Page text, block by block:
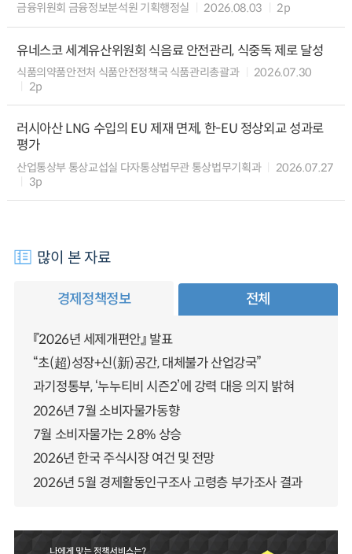
금융위원회 금융정보분석원 기획행정실 2026.08.03 2p
유네스코 세계유산위원회 식음료 안전관리, 식중독 제로 달성
식품의약품안전처 식품안전정책국 식품관리총괄과
2026.07.30
2p
러시아산 LNG 수입의 EU 제재 면제, 한-EU 정상외교 성과로
평가
산업통상부 통상교섭실 다자통상법무관 통상법무기획과
2026.07.27
3p
많이 본 자료
경제정책정보 전체
『2026년 세제개편안』 발표
“초(超)성장+신(新)공간, 대체불가 산업강국”
과기정통부, ‘누누티비 시즌2’에 강력 대응 의지 밝혀
2026년 7월 소비자물가동향
7월 소비자물가는 2.8% 상승
2026년 한국 주식시장 여건 및 전망
2026년 5월 경제활동인구조사 고령층 부가조사 결과